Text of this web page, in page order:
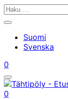
Siirry
Haku:
Sulje
hakupalkkiSuomi
Svenska
Tilini
Ostoskorisi
0
Avaa/sulje
hakupalkki
Tilini
Ostoskorisi
0